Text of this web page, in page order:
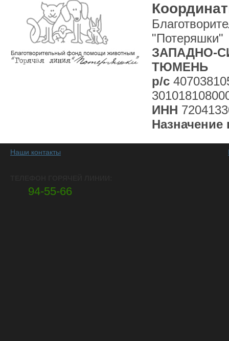
"Потеряшки"
ЗАПАДНО-
ТЮМЕНЬ
р/с
ИНН
Назначение
Наши контакты
94-55-66